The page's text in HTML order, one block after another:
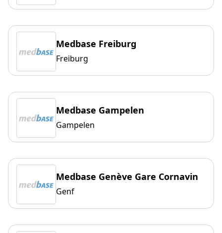
Medbase Freiburg
Freiburg
Medbase Gampelen
Gampelen
Medbase Genève Gare Cornavin
Genf